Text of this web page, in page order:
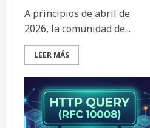
A principios de abril de
2026, la comunidad de...
LEER MÁS